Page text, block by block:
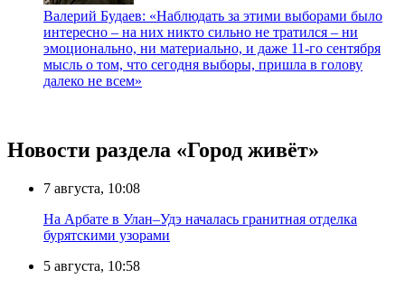
Валерий Будаев: «Наблюдать за этими выборами было
интересно – на них никто сильно не тратился – ни
эмоционально, ни материально, и даже 11-го сентября
мысль о том, что сегодня выборы, пришла в голову
далеко не всем»
Новости раздела «Город живёт»
7 августа, 10:08
На Арбате в Улан–Удэ началась гранитная отделка
бурятскими узорами
5 августа, 10:58